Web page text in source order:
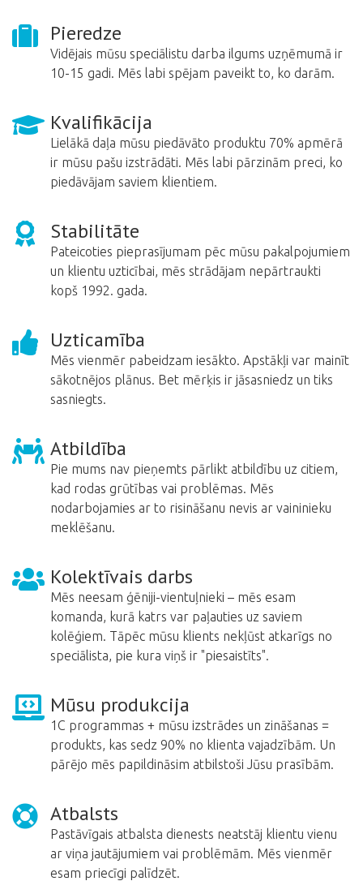
Pieredze
Vidējais mūsu speciālistu darba ilgums uzņēmumā ir
10-15 gadi. Mēs labi spējam paveikt to, ko darām.
Kvalifikācija
Lielākā daļa mūsu piedāvāto produktu 70% apmērā
ir mūsu pašu izstrādāti. Mēs labi pārzinām preci, ko
piedāvājam saviem klientiem.
Stabilitāte
Pateicoties pieprasījumam pēc mūsu pakalpojumiem
un klientu uzticībai, mēs strādājam nepārtraukti
kopš 1992. gada.
Uzticamība
Mēs vienmēr pabeidzam iesākto. Apstākļi var mainīt
sākotnējos plānus. Bet mērķis ir jāsasniedz un tiks
sasniegts.
Atbildība
Pie mums nav pieņemts pārlikt atbildību uz citiem,
kad rodas grūtības vai problēmas. Mēs
nodarbojamies ar to risināšanu nevis ar vaininieku
meklēšanu.
Kolektīvais darbs
Mēs neesam ģēniji-vientuļnieki – mēs esam
komanda, kurā katrs var paļauties uz saviem
kolēģiem. Tāpēc mūsu klients nekļūst atkarīgs no
speciālista, pie kura viņš ir "piesaistīts".
Mūsu produkcija
1C programmas + mūsu izstrādes un zināšanas =
produkts, kas sedz 90% no klienta vajadzībām. Un
pārējo mēs papildināsim atbilstoši Jūsu prasībām.
Atbalsts
Pastāvīgais atbalsta dienests neatstāj klientu vienu
ar viņa jautājumiem vai problēmām. Mēs vienmēr
esam priecīgi palīdzēt.